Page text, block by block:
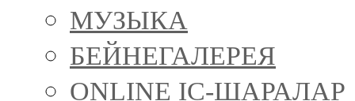
МУЗЫКА
БЕЙНЕГАЛЕРЕЯ
ONLINE ІС-ШАРАЛАР